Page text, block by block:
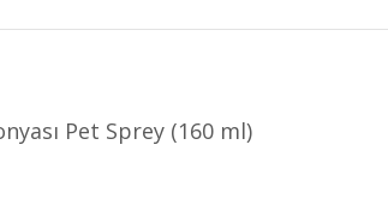
Pet Sprey (160 ml)